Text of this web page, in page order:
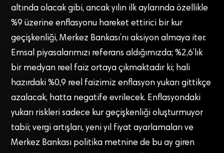
altında olacak gibi, ancak yılın ilk aylarında özellikle
%9 üzerine enflasyonu hareket ettirici bir kur
geçişkenliği, Merkez Bankası’nı aksiyon almaya iter.
Emsal piyasalarımızı referans aldığımızda; %2,6’lık
bir medyan reel faiz ortaya çıkmaktadır ki; hali
hazırdaki %0,9 reel faizimiz enflasyon yukarı gittikçe
azalacak, hatta negatife evrilecek. Enflasyondaki
yukarı riskleri sadece kur geçişkenliği oluşturmuyor
tabii; vergi artışları, yeni yıl fiyat ayarlamaları ve
Merkez Bankası politika metnine de bu ay giren